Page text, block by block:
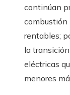
continúan
rentables;
la
eléctricas
menores